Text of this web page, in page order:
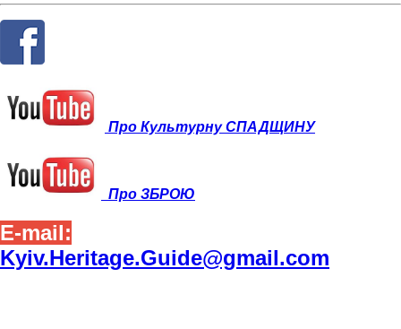
Про Культурну СПАДЩИНУ
Про ЗБРОЮ
E-mail:
Kyiv.Heritage.Guide@gmail.com